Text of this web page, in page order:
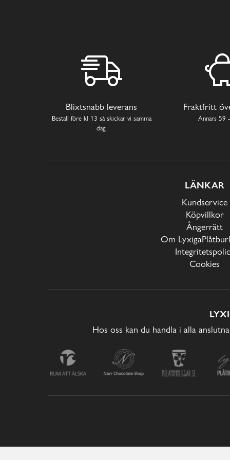
Blixtsnabb leverans
Beställ före kl 13 så skickar vi samma
dag.
Fraktfritt
Annars 59
LÄNKAR
Kundservice
Köpvillkor
Ångerrätt
Om
Cookies
Hos oss kan du handla i alla